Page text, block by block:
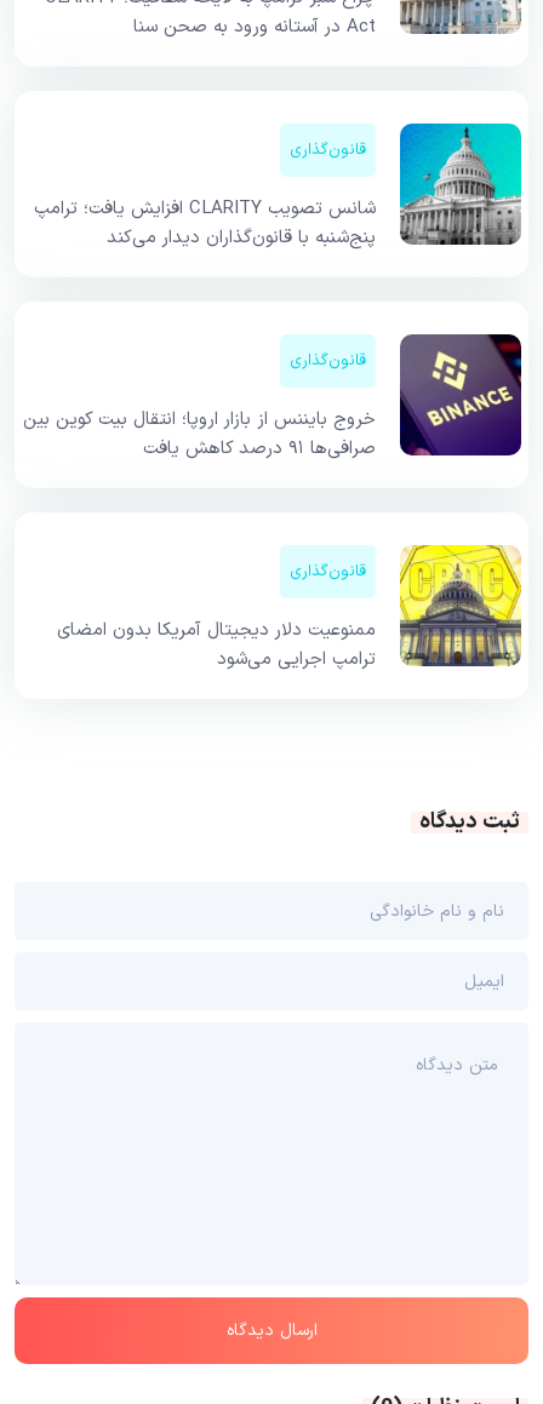
Act در آستانه ورود به صحن سنا
قانون‌گذاری
شانس تصویب CLARITY افزایش یافت؛ ترامپ
پنج‌شنبه با قانون‌گذاران دیدار می‌کند
قانون‌گذاری
خروج بایننس از بازار اروپا؛ انتقال بیت کوین بین
صرافی‌ها ۹۱ درصد کاهش یافت
قانون‌گذاری
ممنوعیت دلار دیجیتال آمریکا بدون امضای
ترامپ اجرایی می‌شود
ثبت دیدگاه